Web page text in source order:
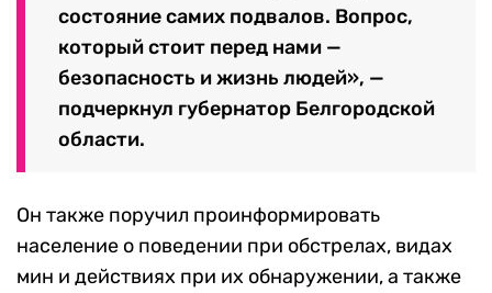
состояние самих подвалов. Вопрос,
который стоит перед нами —
безопасность и жизнь людей», —
подчеркнул губернатор Белгородской
области.
Он также поручил проинформировать
население о поведении при обстрелах, видах
мин и действиях при их обнаружении, а также